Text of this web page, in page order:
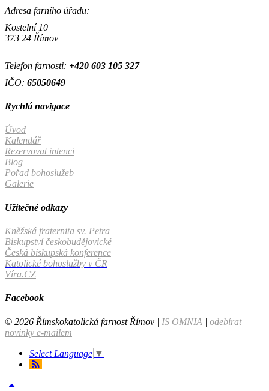
Adresa farního úřadu:
Kostelní 10
373 24 Římov
Telefon farnosti: +420 603 105 327
IČO: 65050649
Rychlá navigace
Úvod
Kalendář
Rezervovat intenci
Blog
Pořad bohoslužeb
Galerie
Užitečné odkazy
Kněžská fraternita sv. Petra
Biskupství českobudějovické
Česká biskupská konference
Katolické bohoslužby v ČR
Víra.CZ
Facebook
© 2026 Římskokatolická farnost Římov | IS OMNIA | odebírat
novinky e-mailem
Select Language ▼